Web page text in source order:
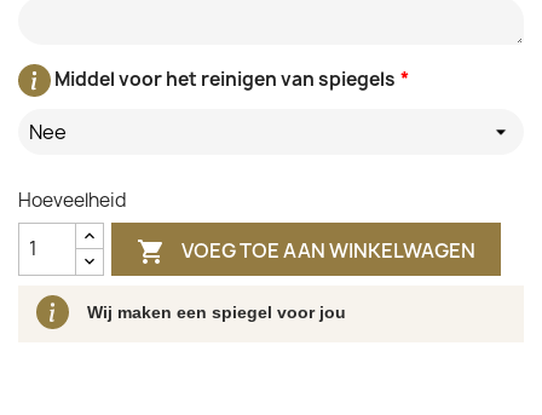
*
Middel voor het reinigen van spiegels
Nee
Hoeveelheid
 VOEG TOE AAN WINKELWAGEN
Wij maken een spiegel voor jou